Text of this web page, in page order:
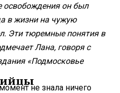
освобождения он был
в жизни на чужую
Эти тюремные понятия в
Лана, говоря с
«Подмосковье
не знала ничего